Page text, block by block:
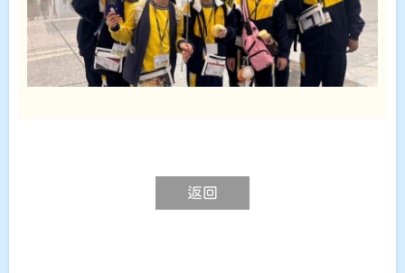
返回